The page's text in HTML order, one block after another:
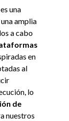
es una
amplia
a cabo
en
al
lo
de
nuestros